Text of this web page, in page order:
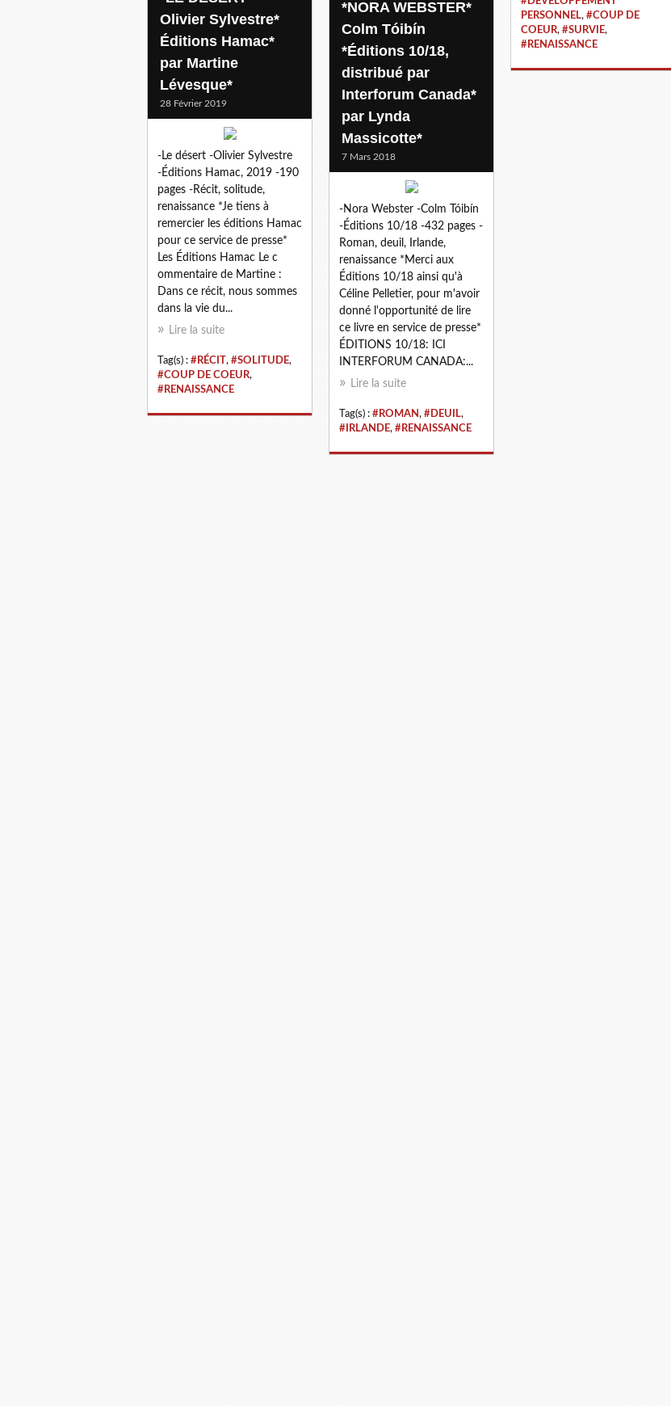
PERSONNEL, #COUP DE
COEUR, #SURVIE,
#RENAISSANCE
Olivier Sylvestre*
Éditions Hamac*
par Martine
Lévesque*
28 Février 2019
-Le désert -Olivier Sylvestre
-Éditions Hamac, 2019 -190
pages -Récit, solitude,
renaissance *Je tiens à
remercier les éditions Hamac
pour ce service de presse*
Les Éditions Hamac Le c
ommentaire de Martine :
Dans ce récit, nous sommes
dans la vie du...
Lire la suite
Tag(s) : #RÉCIT, #SOLITUDE,
#COUP DE COEUR,
#RENAISSANCE
*NORA WEBSTER*
Colm Tóibín
*Éditions 10/18,
distribué par
Interforum Canada*
par Lynda
Massicotte*
7 Mars 2018
-Nora Webster -Colm Tóibín
-Éditions 10/18 -432 pages -
Roman, deuil, Irlande,
renaissance *Merci aux
Éditions 10/18 ainsi qu'à
Céline Pelletier, pour m'avoir
donné l'opportunité de lire
ce livre en service de presse*
ÉDITIONS 10/18: ICI
INTERFORUM CANADA:...
Lire la suite
Tag(s) : #ROMAN, #DEUIL,
#IRLANDE, #RENAISSANCE